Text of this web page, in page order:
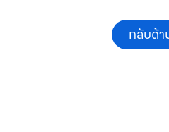
กลับด้